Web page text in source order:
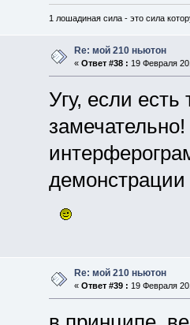
1 лошадиная сила - это сила
Re: мой 210 ньютон
« Ответ #38 : 19 Февраля
Угу, если
замечательно!
демонстрации
Re: мой 210 ньютон
« Ответ #39 : 19 Февраля